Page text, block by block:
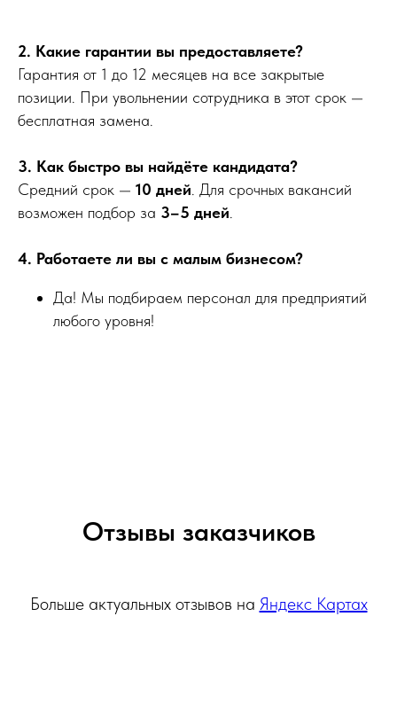
2. Какие гарантии вы предоставляете?
Гарантия от 1 до 12 месяцев на все закрытые
позиции. При увольнении сотрудника в этот срок —
бесплатная замена.
3. Как быстро вы найдёте кандидата?
Средний срок — 10 дней. Для срочных вакансий
возможен подбор за 3–5 дней.
4. Работаете ли вы с малым бизнесом?
Да! Мы подбираем персонал для предприятий
любого уровня!
Отзывы заказчиков
Больше актуальных отзывов на Яндекс Картах